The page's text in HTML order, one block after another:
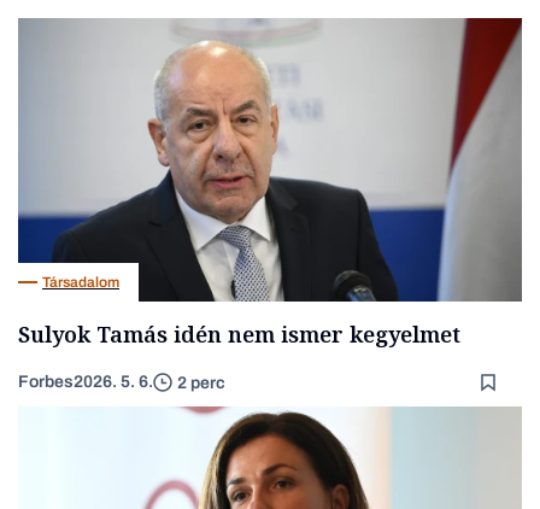
Társadalom
Sulyok Tamás idén nem ismer kegyelmet
Forbes2026. 5. 6. 2 perc